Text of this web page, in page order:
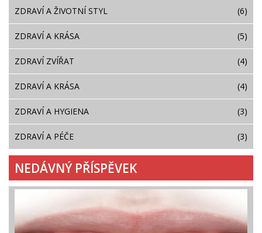
ZDRAVÍ A ŽIVOTNÍ STYL (6)
ZDRAVÍ A KRÁSA (5)
ZDRAVÍ ZVÍŘAT (4)
ZDRAVÍ A KRÁSA (4)
ZDRAVÍ A HYGIENA (3)
ZDRAVÍ A PÉČE (3)
NEDÁVNÝ PŘÍSPĚVEK